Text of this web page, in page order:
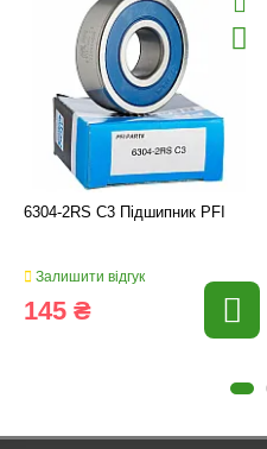
6304-2RS C3 Підшипник PFI
Залишити відгук
145 ₴